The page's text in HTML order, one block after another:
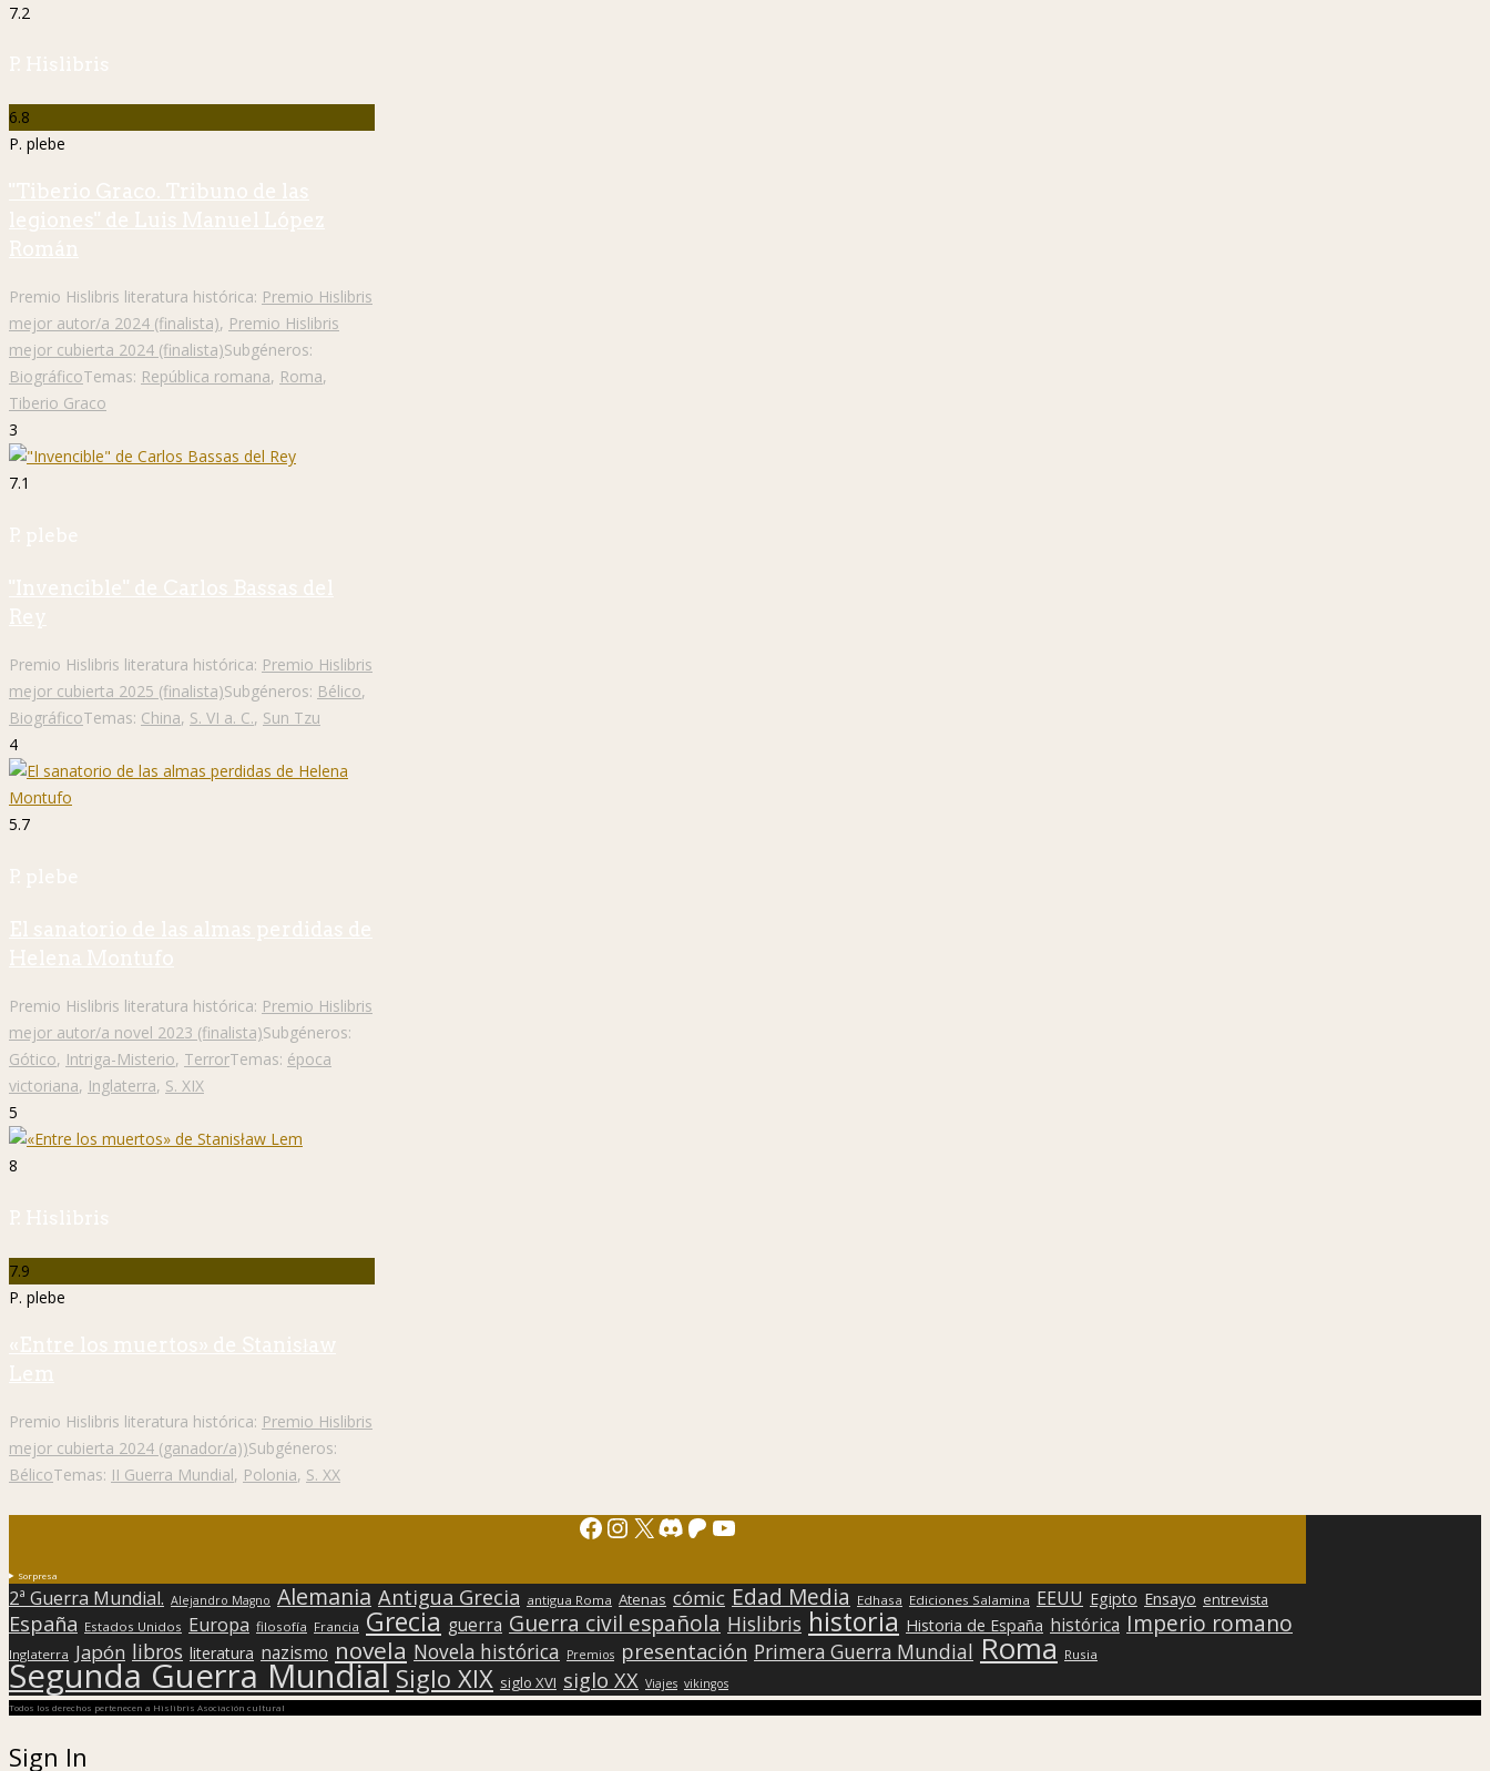
7.2
P. Hislibris
6.8
P. plebe
"Tiberio Graco. Tribuno de las
legiones" de Luis Manuel López
Román
Premio Hislibris literatura histórica: Premio Hislibris
mejor autor/a 2024 (finalista), Premio Hislibris
mejor cubierta 2024 (finalista)Subgéneros:
BiográficoTemas: República romana, Roma,
Tiberio Graco
3
7.1
P. plebe
"Invencible" de Carlos Bassas del
Rey
Premio Hislibris literatura histórica: Premio Hislibris
mejor cubierta 2025 (finalista)Subgéneros: Bélico,
BiográficoTemas: China, S. VI a. C., Sun Tzu
4
5.7
P. plebe
El sanatorio de las almas perdidas de
Helena Montufo
Premio Hislibris literatura histórica: Premio Hislibris
mejor autor/a novel 2023 (finalista)Subgéneros:
Gótico, Intriga-Misterio, TerrorTemas: época
victoriana, Inglaterra, S. XIX
5
8
P. Hislibris
7.9
P. plebe
«Entre los muertos» de Stanisław
Lem
Premio Hislibris literatura histórica: Premio Hislibris
mejor cubierta 2024 (ganador/a))Subgéneros:
BélicoTemas: II Guerra Mundial, Polonia, S. XX
Facebook
Instagram
X Discord
Patreon
YouTube
Sorpresa
2ª Guerra Mundial. Alejandro Magno Alemania Antigua Grecia antigua Roma Atenas cómic Edad Media Edhasa Ediciones Salamina EEUU Egipto Ensayo entrevista
España Estados Unidos Europa filosofía Francia Grecia guerra Guerra civil española Hislibris historia Historia de España histórica Imperio romano
Inglaterra Japón libros literatura nazismo novela Novela histórica Premios presentación Primera Guerra Mundial Roma Rusia
Segunda Guerra Mundial Siglo XIX siglo XVI siglo XX Viajes vikingos
Todos los derechos pertenecen a Hislibris Asociación cultural
Sign In